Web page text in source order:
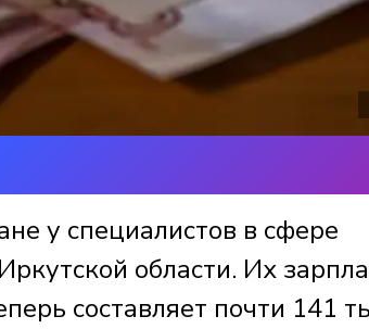
у специалистов в сфере
области. Их
составляет почти 141